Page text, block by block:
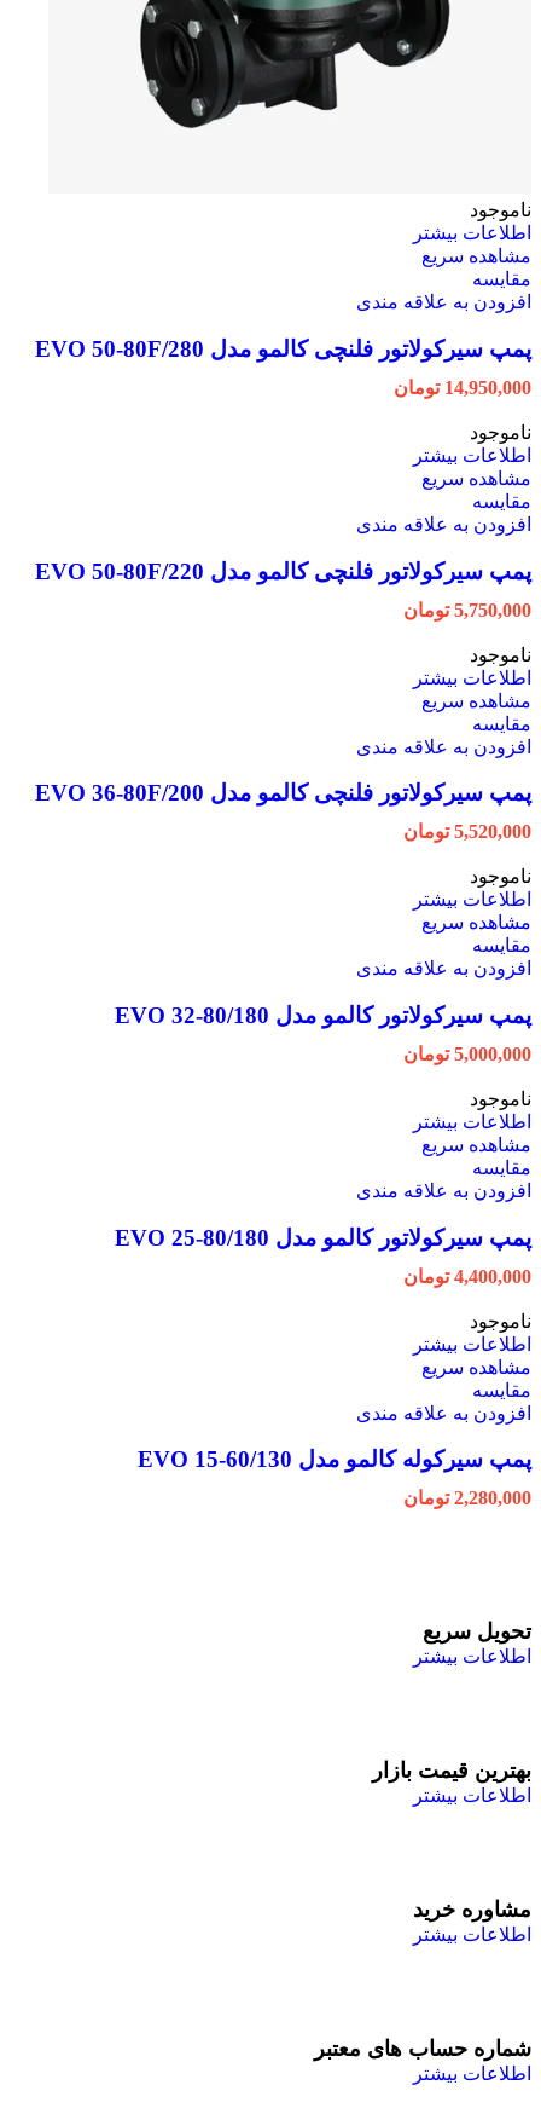
ناموجود
اطلاعات بیشتر
مشاهده سریع
مقایسه
افزودن به علاقه مندی
پمپ سیرکولاتور فلنچی کالمو مدل EVO 50-80F/280
14,950,000 تومان
ناموجود
اطلاعات بیشتر
مشاهده سریع
مقایسه
افزودن به علاقه مندی
پمپ سیرکولاتور فلنچی کالمو مدل EVO 50-80F/220
5,750,000 تومان
ناموجود
اطلاعات بیشتر
مشاهده سریع
مقایسه
افزودن به علاقه مندی
پمپ سیرکولاتور فلنچی کالمو مدل EVO 36-80F/200
5,520,000 تومان
ناموجود
اطلاعات بیشتر
مشاهده سریع
مقایسه
افزودن به علاقه مندی
پمپ سیرکولاتور کالمو مدل EVO 32-80/180
5,000,000 تومان
ناموجود
اطلاعات بیشتر
مشاهده سریع
مقایسه
افزودن به علاقه مندی
پمپ سیرکولاتور کالمو مدل EVO 25-80/180
4,400,000 تومان
ناموجود
اطلاعات بیشتر
مشاهده سریع
مقایسه
افزودن به علاقه مندی
پمپ سیرکوله کالمو مدل EVO 15-60/130
2,280,000 تومان
تحویل سریع
اطلاعات بیشتر
بهترین قیمت بازار
اطلاعات بیشتر
مشاوره خرید
اطلاعات بیشتر
شماره حساب های معتبر
اطلاعات بیشتر